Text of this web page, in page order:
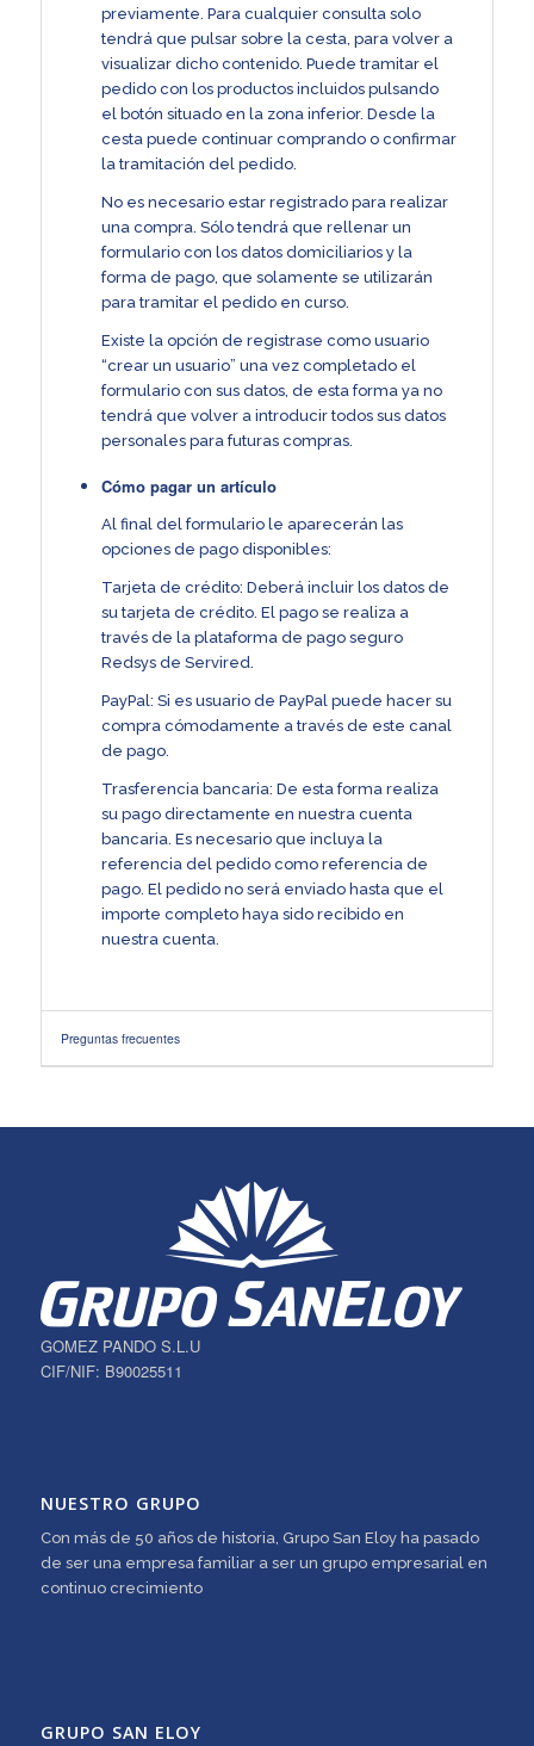
previamente. Para cualquier consulta solo
tendrá que pulsar sobre la cesta, para volver a
visualizar dicho contenido. Puede tramitar el
pedido con los productos incluidos pulsando
el botón situado en la zona inferior. Desde la
cesta puede continuar comprando o confirmar
la tramitación del pedido.
No es necesario estar registrado para realizar
una compra. Sólo tendrá que rellenar un
formulario con los datos domiciliarios y la
forma de pago, que solamente se utilizarán
para tramitar el pedido en curso.
Existe la opción de registrase como usuario
“crear un usuario” una vez completado el
formulario con sus datos, de esta forma ya no
tendrá que volver a introducir todos sus datos
personales para futuras compras.
Cómo pagar un artículo
Al final del formulario le aparecerán las
opciones de pago disponibles:
Tarjeta de crédito: Deberá incluir los datos de
su tarjeta de crédito. El pago se realiza a
través de la plataforma de pago seguro
Redsys de Servired.
PayPal: Si es usuario de PayPal puede hacer su
compra cómodamente a través de este canal
de pago.
Trasferencia bancaria: De esta forma realiza
su pago directamente en nuestra cuenta
bancaria. Es necesario que incluya la
referencia del pedido como referencia de
pago. El pedido no será enviado hasta que el
importe completo haya sido recibido en
nuestra cuenta.
Preguntas frecuentes
GOMEZ PANDO S.L.U
CIF/NIF: B90025511
NUESTRO GRUPO
Con más de 50 años de historia, Grupo San Eloy ha pasado
de ser una empresa familiar a ser un grupo empresarial en
continuo crecimiento
GRUPO SAN ELOY